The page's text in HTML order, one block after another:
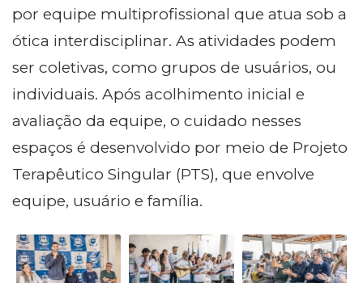
por equipe multiprofissional que atua sob a
ótica interdisciplinar. As atividades podem
ser coletivas, como grupos de usuários, ou
individuais. Após acolhimento inicial e
avaliação da equipe, o cuidado nesses
espaços é desenvolvido por meio de Projeto
Terapêutico Singular (PTS), que envolve
equipe, usuário e família.